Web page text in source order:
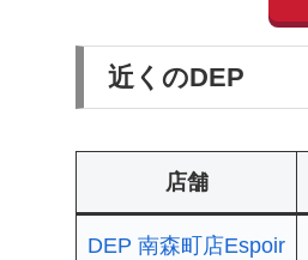
近くのDEP
店舗
DEP 南森町店Espoir